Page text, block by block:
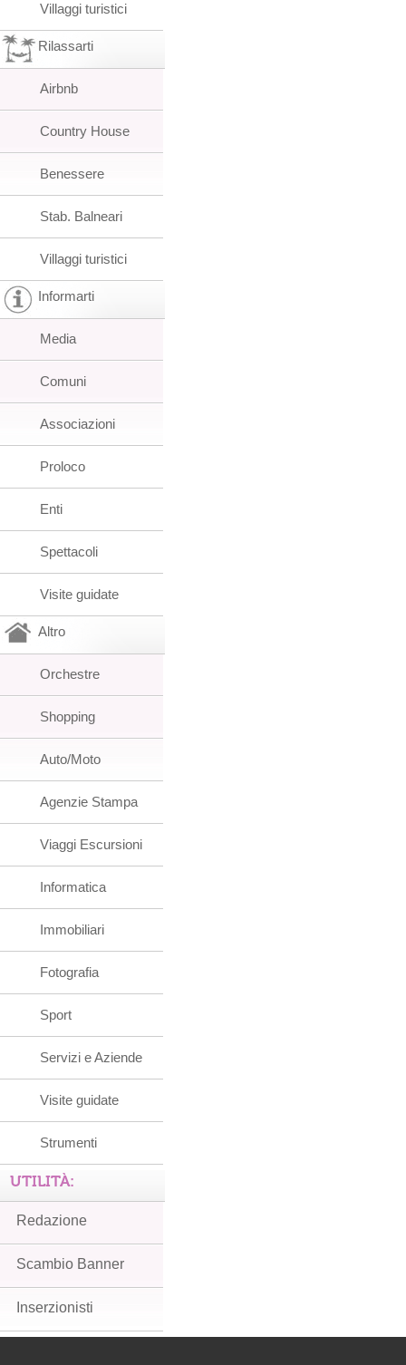
Villaggi turistici
Rilassarti
Airbnb
Country House
Benessere
Stab. Balneari
Villaggi turistici
Informarti
Media
Comuni
Associazioni
Proloco
Enti
Spettacoli
Visite guidate
Altro
Orchestre
Shopping
Auto/Moto
Agenzie Stampa
Viaggi Escursioni
Informatica
Immobiliari
Fotografia
Sport
Servizi e Aziende
Visite guidate
Strumenti
UTILITÀ:
Redazione
Scambio Banner
Inserzionisti